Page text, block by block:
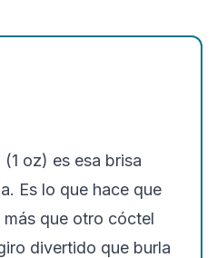
oz) es esa brisa
Es lo que hace que
que otro cóctel
divertido que burla